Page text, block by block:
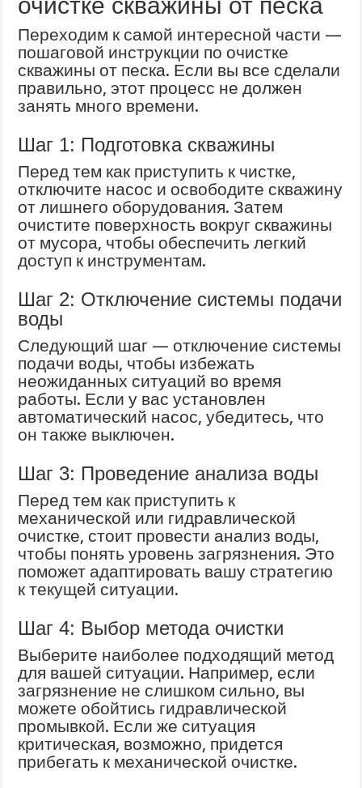
Переходим к самой интересной части —
пошаговой инструкции по очистке
скважины от песка. Если вы все сделали
правильно, этот процесс не должен
занять много времени.
Шаг 1: Подготовка скважины
Перед тем как приступить к чистке,
отключите насос и освободите скважину
от лишнего оборудования. Затем
очистите поверхность вокруг скважины
от мусора, чтобы обеспечить легкий
доступ к инструментам.
Шаг 2: Отключение системы подачи
воды
Следующий шаг — отключение системы
подачи воды, чтобы избежать
неожиданных ситуаций во время
работы. Если у вас установлен
автоматический насос, убедитесь, что
он также выключен.
Шаг 3: Проведение анализа воды
Перед тем как приступить к
механической или гидравлической
очистке, стоит провести анализ воды,
чтобы понять уровень загрязнения. Это
поможет адаптировать вашу стратегию
к текущей ситуации.
Шаг 4: Выбор метода очистки
Выберите наиболее подходящий метод
для вашей ситуации. Например, если
загрязнение не слишком сильно, вы
можете обойтись гидравлической
промывкой. Если же ситуация
критическая, возможно, придется
прибегать к механической очистке.